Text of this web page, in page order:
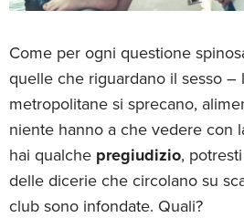
Come per ogni questione
quelle che riguardano il sesso –
metropolitane si sprecano,
niente hanno a che vedere con
hai qualche pregiudizio,
delle dicerie che circolano su
club sono infondate. Quali?